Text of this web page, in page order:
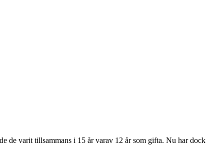
de varit tillsammans i 15 år varav 12 år som gifta. Nu har dock